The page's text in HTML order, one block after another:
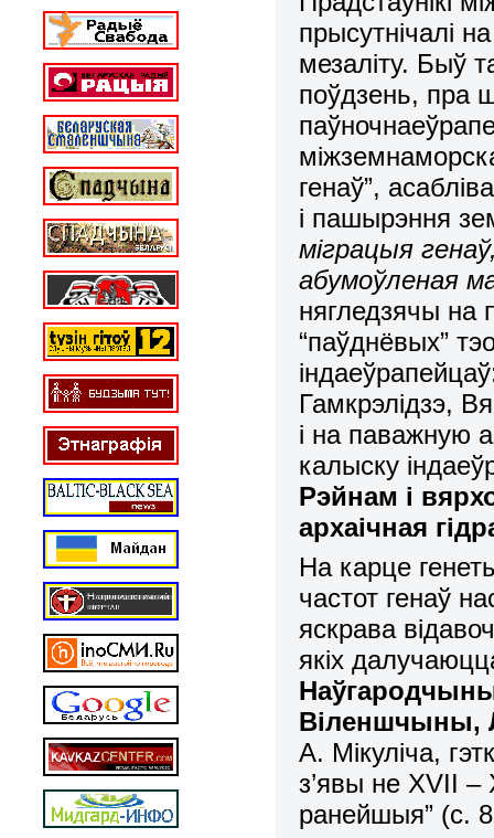
прысутнічалі
мезаліту. Быў
поўдзень, пра
генаў”,
і пашырэння
міграцыя
абумоўленая
нягледзячы на
“паўднёвых”
Гамкрэлідзэ,
і на паважную
калыску
Рэйнам і
архаічная
На карце
частот генаў
яскрава
якіх
Віленшчыны,
А. Мікуліча,
з’явы не XVII –
ранейшыя” (с.